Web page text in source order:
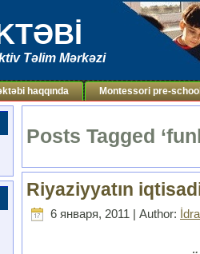
Təlim Mərkəzi
haqqında Montessori pre-
Posts Tagged
Riyaziyyatın
6 января, 2011 | Author: